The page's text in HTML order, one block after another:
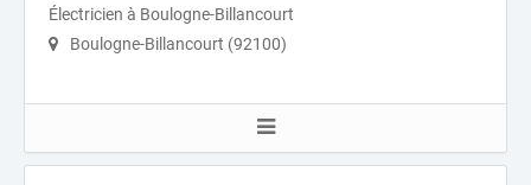
Électricien à Boulogne-Billancourt
Boulogne-Billancourt (92100)